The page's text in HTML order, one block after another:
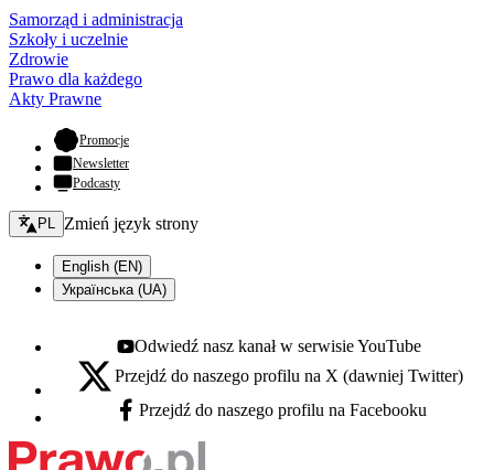
Samorząd i administracja
Szkoły i uczelnie
Zdrowie
Prawo dla każdego
Akty Prawne
Promocje- otwiera się w nowej karcie
Newsletter
Podcasty
Zmień język - bieżący:
PL Zmień język strony
English (EN)
Українська (UA)
Youtube - otwiera się w nowej karcie
Odwiedź nasz kanał w serwisie YouTube
X - otwiera się w nowej karcie
Przejdź do naszego profilu na X (dawniej Twitter)
Facebook - otwiera się w nowej karcie
Przejdź do naszego profilu na Facebooku